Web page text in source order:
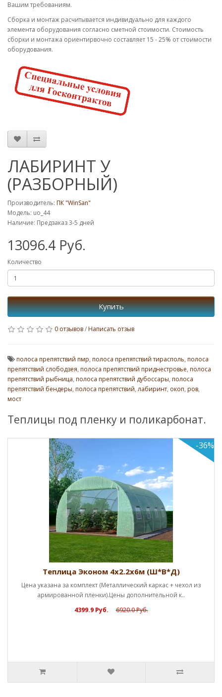
Вашим требованиям.
Cборка и монтаж расчитывается индивидуально для каждого
элемента оборудования согласно сметной стоимости. Стоимость
сборки и монтажа ориентирвочно составляет 15 - 25% от стоимости
оборудования.
ЛАБИРИНТ У
(РАЗБОРНЫЙ)
Производитель: ПК "WinSan"
Модель: uo_44
Наличие: Предзаказ 3-5 дней
13096.4 Руб.
Количество
Купить
0 отзывов/Написать отзыв
полоса препятствий пмр, полоса препятствий тирасполь, полоса
препятствий слободзея, полоса препятствий приднестровье, полоса
препятствий рыбница, полоса препятствий дубоссары, полоса
препятствий бендеры, полоса препятствий, лабиринт, окоп, ров,
мост
Теплицы под пленку и поликарбонат.
Эконом 4х2.2х6м (Ш*В*Д)
за комплект (Металлический каркас + чехол из
пленки).Цены дополнительной к..
6920.0 Руб.
Успей